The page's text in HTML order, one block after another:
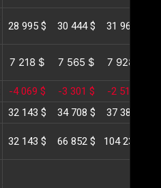
28 995 $ 30 444 $ 31 966 $
7 218 $ 7 565 $ 7 928 $
-4 069 $ -3 301 $ -2 510 $
32 143 $ 34 708 $ 37 385 $
32 143 $ 66 852 $ 104 237 $